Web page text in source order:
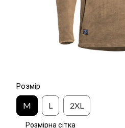
Розмір
M L 2XL
Розмірна сітка